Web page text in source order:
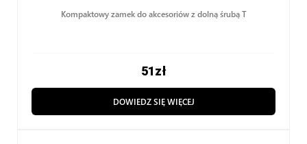
Kompaktowy zamek do akcesoriów z dolną śrubą T
51zł
DOWIEDZ SIĘ WIĘCEJ